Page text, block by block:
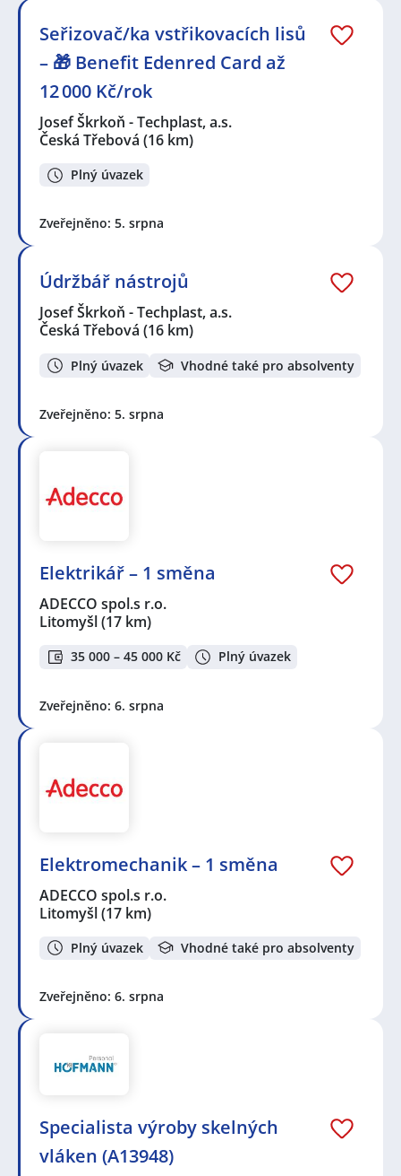
Seřizovač/ka vstřikovacích lisů
– 🎁 Benefit Edenred Card až
12 000 Kč/rok
Josef Škrkoň - Techplast, a.s.
Česká Třebová (16 km)
Plný úvazek
Zveřejněno: 5. srpna
Údržbář nástrojů
Josef Škrkoň - Techplast, a.s.
Česká Třebová (16 km)
Plný úvazek Vhodné také pro absolventy
Zveřejněno: 5. srpna
Elektrikář – 1 směna
ADECCO spol.s r.o.
Litomyšl(17 km)
35 000 – 45 000 Kč Plný úvazek
Zveřejněno: 6. srpna
Elektromechanik – 1 směna
ADECCO spol.s r.o.
Litomyšl(17 km)
Plný úvazek Vhodné také pro absolventy
Zveřejněno: 6. srpna
Specialista výroby skelných
vláken (A13948)